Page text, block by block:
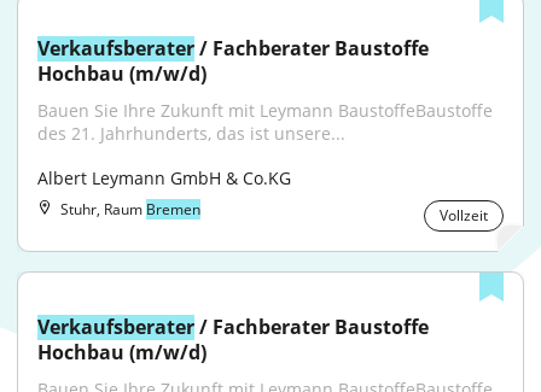
Verkaufsberater / Fachberater Baustoffe
Hochbau (m/w/d)
Bauen Sie Ihre Zukunft mit Leymann BaustoffeBaustoffe
des 21. Jahrhunderts, das ist unsere...
Albert Leymann GmbH & Co.KG
Stuhr, Raum Bremen Vollzeit
Verkaufsberater / Fachberater Baustoffe
Hochbau (m/w/d)